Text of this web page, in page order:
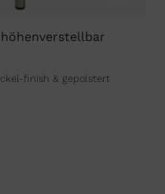
finish & gepolstert